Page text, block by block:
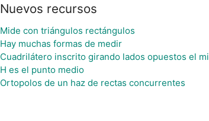
Nuevos recursos
Mide con triángulos rectángulos
Hay muchas formas de medir
Cuadrilátero inscrito girando lados opuestos el
H es el punto medio
Ortopolos de un haz de rectas concurrentes